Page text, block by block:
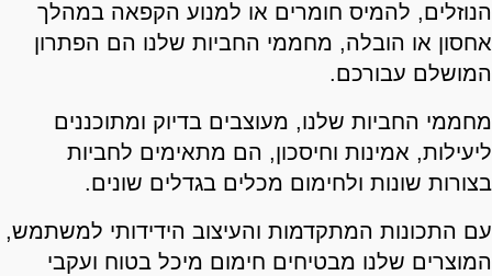
הנוזלים, להמיס חומרים או למנוע הקפאה במהלך
אחסון או הובלה, מחממי החביות שלנו הם הפתרון
המושלם עבורכם.
מחממי החביות שלנו, מעוצבים בדיוק ומתוכננים
ליעילות, אמינות וחיסכון, הם מתאימים לחביות
בצורות שונות ולחימום מכלים בגדלים שונים.
עם התכונות המתקדמות והעיצוב הידידותי למשתמש,
המוצרים שלנו מבטיחים חימום מיכל בטוח ועקבי